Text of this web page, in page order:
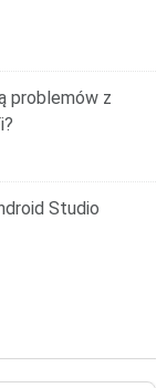
problemów z
Studio